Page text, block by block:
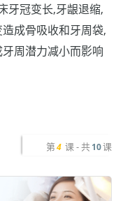
牙冠变长,牙龈退缩,
成骨吸收和牙周袋,
周潜力减小而影响
第 4 课 - 共 10课